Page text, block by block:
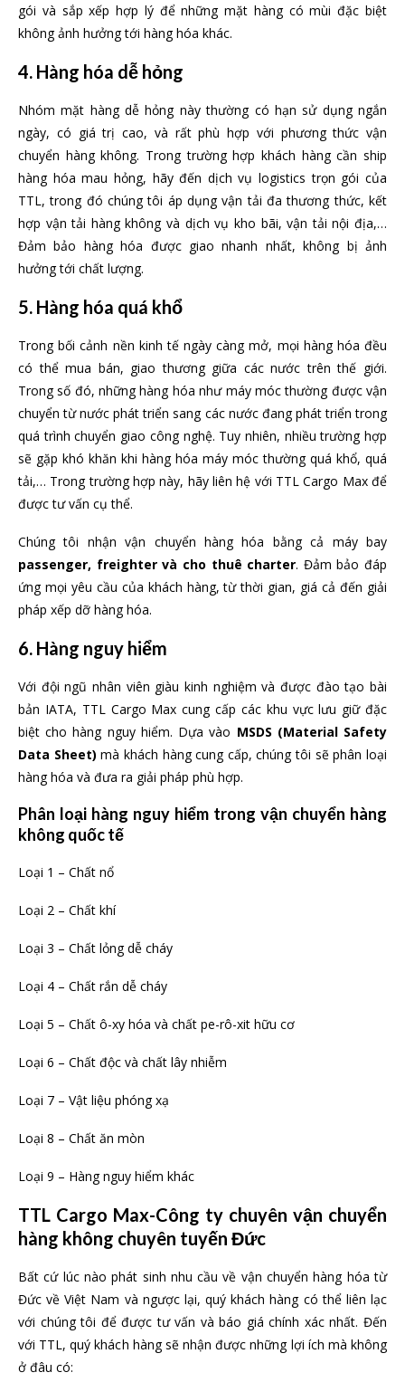
gói và sắp xếp hợp lý để những mặt hàng có mùi đặc biệt
không ảnh hưởng tới hàng hóa khác.
4. Hàng hóa dễ hỏng
Nhóm mặt hàng dễ hỏng này thường có hạn sử dụng ngắn
ngày, có giá trị cao, và rất phù hợp với phương thức vận
chuyển hàng không. Trong trường hợp khách hàng cần ship
hàng hóa mau hỏng, hãy đến dịch vụ logistics trọn gói của
TTL, trong đó chúng tôi áp dụng vận tải đa thương thức, kết
hợp vận tải hàng không và dịch vụ kho bãi, vận tải nội địa,…
Đảm bảo hàng hóa được giao nhanh nhất, không bị ảnh
hưởng tới chất lượng.
5. Hàng hóa quá khổ
Trong bối cảnh nền kinh tế ngày càng mở, mọi hàng hóa đều
có thể mua bán, giao thương giữa các nước trên thế giới.
Trong số đó, những hàng hóa như máy móc thường được vận
chuyển từ nước phát triển sang các nước đang phát triển trong
quá trình chuyển giao công nghệ. Tuy nhiên, nhiều trường hợp
sẽ gặp khó khăn khi hàng hóa máy móc thường quá khổ, quá
tải,… Trong trường hợp này, hãy liên hệ với TTL Cargo Max để
được tư vấn cụ thể.
Chúng tôi nhận vận chuyển hàng hóa bằng cả máy bay
passenger, freighter và cho thuê charter. Đảm bảo đáp
ứng mọi yêu cầu của khách hàng, từ thời gian, giá cả đến giải
pháp xếp dỡ hàng hóa.
6. Hàng nguy hiểm
Với đội ngũ nhân viên giàu kinh nghiệm và được đào tạo bài
bản IATA, TTL Cargo Max cung cấp các khu vực lưu giữ đặc
biệt cho hàng nguy hiểm. Dựa vào MSDS (Material Safety
Data Sheet) mà khách hàng cung cấp, chúng tôi sẽ phân loại
hàng hóa và đưa ra giải pháp phù hợp.
Phân loại hàng nguy hiểm trong vận chuyển hàng
không quốc tế
Loại 1 – Chất nổ
Loại 2 – Chất khí
Loại 3 – Chất lỏng dễ cháy
Loại 4 – Chất rắn dễ cháy
Loại 5 – Chất ô-xy hóa và chất pe-rô-xit hữu cơ
Loại 6 – Chất độc và chất lây nhiễm
Loại 7 – Vật liệu phóng xạ
Loại 8 – Chất ăn mòn
Loại 9 – Hàng nguy hiểm khác
TTL Cargo Max-Công ty chuyên vận chuyển
hàng không chuyên tuyến Đức
Bất cứ lúc nào phát sinh nhu cầu về vận chuyển hàng hóa từ
Đức về Việt Nam và ngược lại, quý khách hàng có thể liên lạc
với chúng tôi để được tư vấn và báo giá chính xác nhất. Đến
với TTL, quý khách hàng sẽ nhận được những lợi ích mà không
ở đâu có: